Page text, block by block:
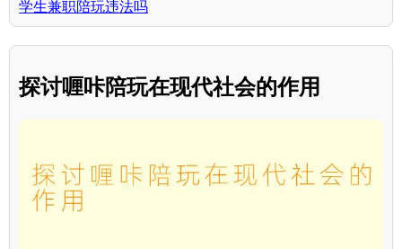
学生兼职陪玩违法吗
探讨喱咔陪玩在现代社会的作用